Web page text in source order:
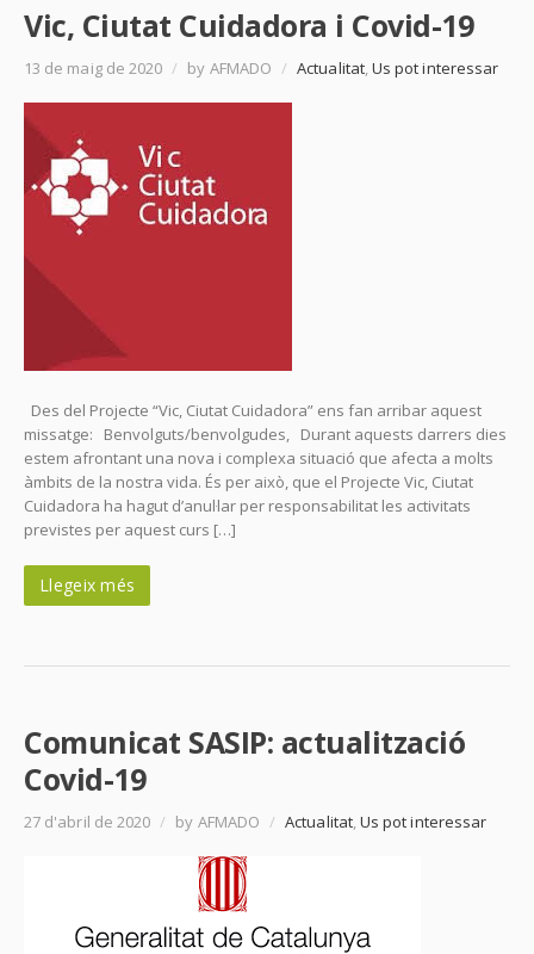
Vic, Ciutat Cuidadora i Covid-19
13 de maig de 2020 / by AFMADO / Actualitat,Us pot interessar
Des del Projecte “Vic, Ciutat Cuidadora” ens fan arribar aquest
missatge: Benvolguts/benvolgudes, Durant aquests darrers dies
estem afrontant una nova i complexa situació que afecta a molts
àmbits de la nostra vida. És per això, que el Projecte Vic, Ciutat
Cuidadora ha hagut d’anul·lar per responsabilitat les activitats
previstes per aquest curs […]
Llegeix més
Comunicat SASIP: actualització
Covid-19
27 d'abril de 2020 / by AFMADO / Actualitat,Us pot interessar